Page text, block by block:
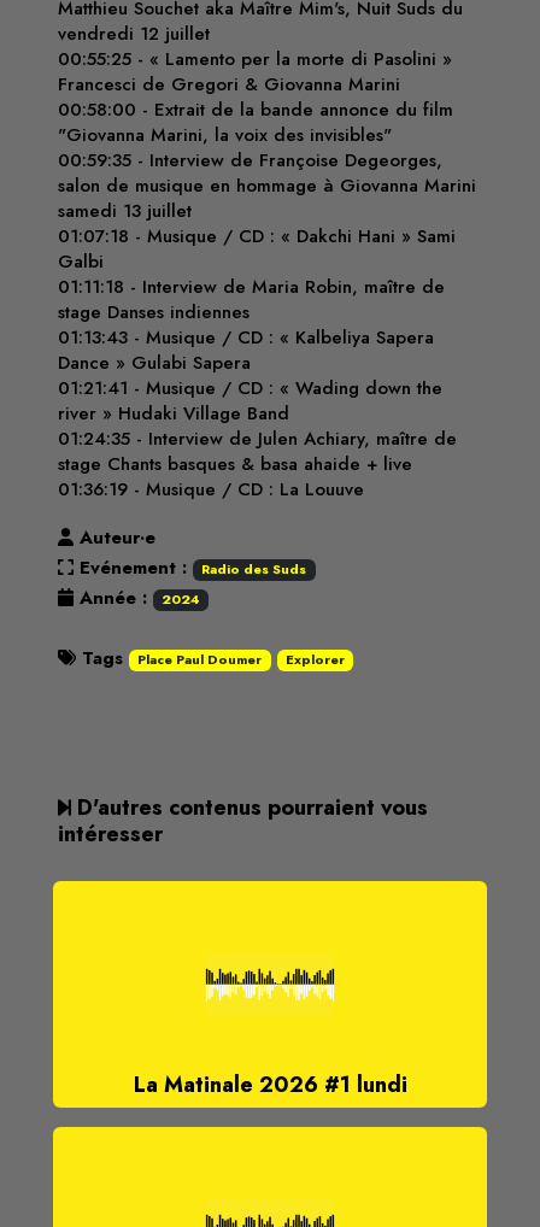
Matthieu Souchet aka Maître Mim's, Nuit Suds du
vendredi 12 juillet
00:55:25 - « Lamento per la morte di Pasolini »
Francesci de Gregori & Giovanna Marini
00:58:00 - Extrait de la bande annonce du film
"Giovanna Marini, la voix des invisibles"
00:59:35 - Interview de Françoise Degeorges,
salon de musique en hommage à Giovanna Marini
samedi 13 juillet
01:07:18 - Musique / CD : « Dakchi Hani » Sami
Galbi
01:11:18 - Interview de Maria Robin, maître de
stage Danses indiennes
01:13:43 - Musique / CD : « Kalbeliya Sapera
Dance » Gulabi Sapera
01:21:41 - Musique / CD : « Wading down the
river » Hudaki Village Band
01:24:35 - Interview de Julen Achiary, maître de
stage Chants basques & basa ahaide + live
01:36:19 - Musique / CD : La Louuve
Auteur·e
Evénement :
Radio des Suds
Année : 2024
Tags Place Paul Doumer Explorer
D'autres contenus pourraient vous
intéresser
La Matinale 2026 #1 lundi